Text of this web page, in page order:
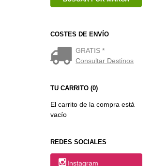
COSTES DE ENVÍO
GRATIS *
Consultar Destinos
TU CARRITO (0)
El carrito de la compra está
vacío
REDES SOCIALES
Instagram